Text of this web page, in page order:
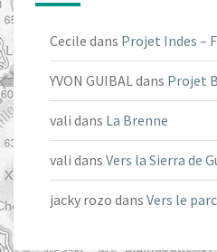
Cecile dans Projet Indes –
YVON GUIBALdans Projet
vali dans La Brenne
vali dans Vers la Sierra de
jacky rozo dans Vers le